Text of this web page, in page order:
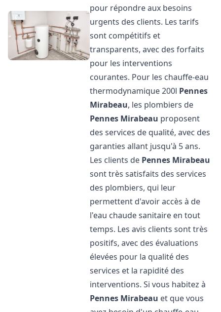
pour répondre aux besoins
urgents des clients. Les tarifs
sont compétitifs et
transparents, avec des forfaits
pour les interventions
courantes. Pour les chauffe-eau
thermodynamique 200l Pennes
Mirabeau, les plombiers de
Pennes Mirabeau proposent
des services de qualité, avec des
garanties allant jusqu'à 5 ans.
Les clients de Pennes Mirabeau
sont très satisfaits des services
des plombiers, qui leur
permettent d'avoir accès à de
l'eau chaude sanitaire en tout
temps. Les avis clients sont très
positifs, avec des évaluations
élevées pour la qualité des
services et la rapidité des
interventions. Si vous habitez à
Pennes Mirabeau et que vous